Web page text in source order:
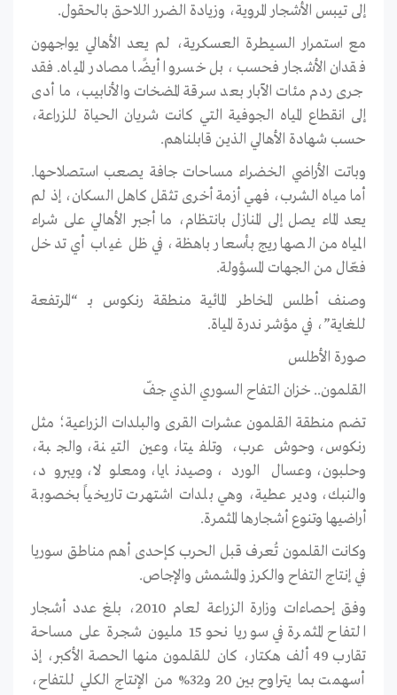
إلى تيبس الأشجار المروية، وزيادة الضرر اللاحق بالحقول.
مع استمرار السيطرة العسكرية، لم يعد الأهالي يواجهون
فقدان الأشجار فحسب، بل خسروا أيضًا مصادر المياه. فقد
جرى ردم مئات الآبار بعد سرقة المضخات والأنابيب، ما أدى
إلى انقطاع المياه الجوفية التي كانت شريان الحياة للزراعة،
حسب شهادة الأهالي الذين قابلناهم.
وباتت الأراضي الخضراء مساحات جافة يصعب استصلاحها.
أما مياه الشرب، فهي أزمة أخرى تثقل كاهل السكان، إذ لم
يعد الماء يصل إلى المنازل بانتظام، ما أجبر الأهالي على شراء
المياه من الصهاريج بأسعار باهظة، في ظل غياب أي تدخل
فعّال من الجهات المسؤولة.
وصنف أطلس المخاطر المائية منطقة رنكوس بـ “المرتفعة
للغاية”، في مؤشر ندرة المياة.
صورة الأطلس
القلمون.. خزان التفاح السوري الذي جفّ
تضم منطقة القلمون عشرات القرى والبلدات الزراعية؛ مثل
رنكوس، وحوش عرب، وتلفيتا، وعين التينة، والجبة،
وحلبون، وعسال الورد، وصيدنايا، ومعلولا، ويبرود،
والنبك، ودير عطية، وهي بلدات اشتهرت تاريخياً بخصوبة
أراضيها وتنوع أشجارها المثمرة.
وكانت القلمون تُعرف قبل الحرب كإحدى أهم مناطق سوريا
في إنتاج التفاح والكرز والمشمش والإجاص.
وفق إحصاءات وزارة الزراعة لعام 2010، بلغ عدد أشجار
التفاح المثمرة في سوريا نحو 15 مليون شجرة على مساحة
تقارب 49 ألف هكتار، كان للقلمون منها الحصة الأكبر، إذ
أسهمت بما يتراوح بين 20 و32% من الإنتاج الكلي للتفاح،